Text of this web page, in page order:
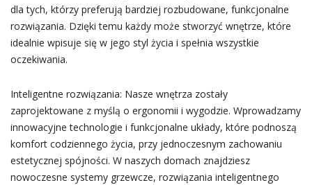
dla tych, którzy preferują bardziej rozbudowane, funkcjonalne
rozwiązania. Dzięki temu każdy może stworzyć wnętrze, które
idealnie wpisuje się w jego styl życia i spełnia wszystkie
oczekiwania.
Inteligentne rozwiązania: Nasze wnętrza zostały
zaprojektowane z myślą o ergonomii i wygodzie. Wprowadzamy
innowacyjne technologie i funkcjonalne układy, które podnoszą
komfort codziennego życia, przy jednoczesnym zachowaniu
estetycznej spójności. W naszych domach znajdziesz
nowoczesne systemy grzewcze, rozwiązania inteligentnego